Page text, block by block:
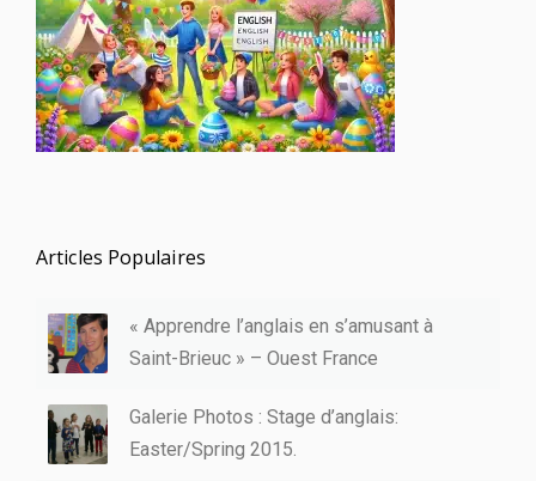
Articles Populaires
« Apprendre l’anglais en s’amusant à
Saint-Brieuc » – Ouest France
Galerie Photos : Stage d’anglais:
Easter/Spring 2015.